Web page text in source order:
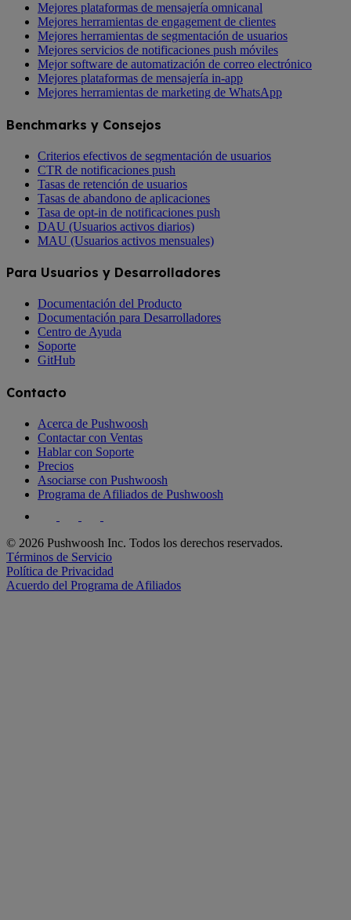
Mejores plataformas de mensajería omnicanal
Mejores herramientas de engagement de clientes
Mejores herramientas de segmentación de usuarios
Mejores servicios de notificaciones push móviles
Mejor software de automatización de correo electrónico
Mejores plataformas de mensajería in-app
Mejores herramientas de marketing de WhatsApp
Benchmarks y Consejos
Criterios efectivos de segmentación de usuarios
CTR de notificaciones push
Tasas de retención de usuarios
Tasas de abandono de aplicaciones
Tasa de opt-in de notificaciones push
DAU (Usuarios activos diarios)
MAU (Usuarios activos mensuales)
Para Usuarios y Desarrolladores
Documentación del Producto
Documentación para Desarrolladores
Centro de Ayuda
Soporte
GitHub
Contacto
Acerca de Pushwoosh
Contactar con Ventas
Hablar con Soporte
Precios
Asociarse con Pushwoosh
Programa de Afiliados de Pushwoosh
© 2026 Pushwoosh Inc. Todos los derechos reservados.
Términos de Servicio
Política de Privacidad
Acuerdo del Programa de Afiliados